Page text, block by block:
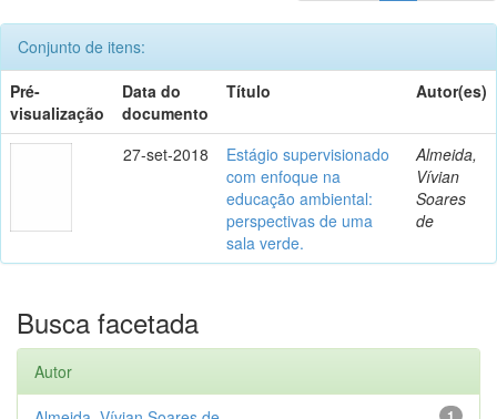
Conjunto de itens:
Pré-
visualização
Data do
documento
Título Autor(es)
27-set-2018
Estágio supervisionado
com enfoque na
educação ambiental:
perspectivas de uma
sala verde.
Almeida,
Vívian
Soares
de
Busca facetada
Autor